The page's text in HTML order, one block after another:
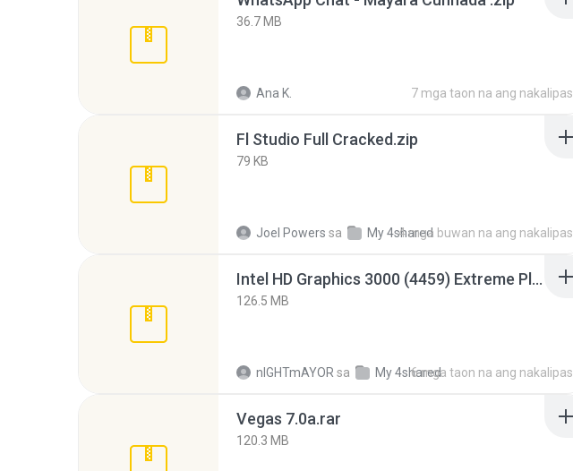
36.7 MB
Ana K. 7 mga taon na ang nakalipas
Fl Studio Full Cracked.zip
79 KB
Joel Powers sa My 4shared
4 mga buwan na ang nakalipas
Intel HD Graphics 3000 (4459) Extreme Plus 2.0.zip
126.5 MB
nIGHTmAYOR sa My 4shared6 mga taon na ang nakalipas
Vegas 7.0a.rar
120.3 MB